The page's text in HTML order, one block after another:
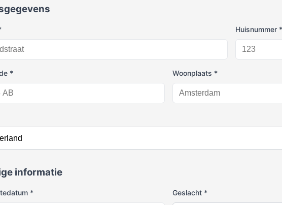
Huisnummer *
* Woonplaats *
informatie
* Geslacht *